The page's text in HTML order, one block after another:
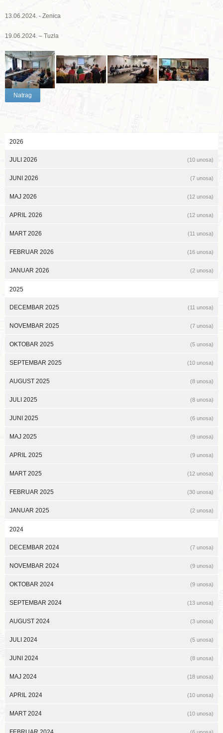
13.06.2024. - Zenica
19.06.2024. – Tuzla
Natrag
2026
JULI 2026 (10 unosa)
JUNI 2026 (7 unosa)
MAJ 2026 (12 unosa)
APRIL 2026 (12 unosa)
MART 2026 (11 unosa)
FEBRUAR 2026 (16 unosa)
JANUAR 2026 (2 unosa)
2025
DECEMBAR 2025 (11 unosa)
NOVEMBAR 2025 (7 unosa)
OKTOBAR 2025 (5 unosa)
SEPTEMBAR 2025 (10 unosa)
AUGUST 2025 (8 unosa)
JULI 2025 (8 unosa)
JUNI 2025 (6 unosa)
MAJ 2025 (9 unosa)
APRIL 2025 (9 unosa)
MART 2025 (12 unosa)
FEBRUAR 2025 (30 unosa)
JANUAR 2025 (2 unosa)
2024
DECEMBAR 2024 (7 unosa)
NOVEMBAR 2024 (9 unosa)
OKTOBAR 2024 (9 unosa)
SEPTEMBAR 2024 (13 unosa)
AUGUST 2024 (3 unosa)
JULI 2024 (5 unosa)
JUNI 2024 (8 unosa)
MAJ 2024 (18 unosa)
APRIL 2024 (10 unosa)
MART 2024 (10 unosa)